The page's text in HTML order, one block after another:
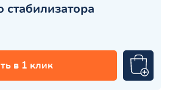
стабилизатора
в 1 клик